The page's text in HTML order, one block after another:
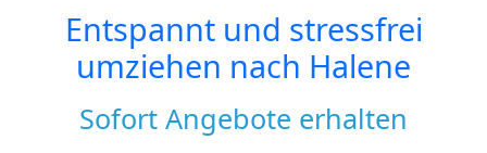
Entspannt und stressfrei
umziehen nach Halene
Sofort Angebote erhalten